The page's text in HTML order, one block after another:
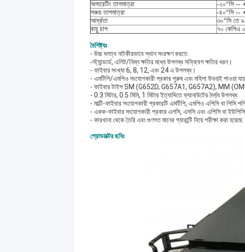
অপারেটিং তাপমাত্রা
-২০°সি --
সঞ্চয় তাপমাত্রা
-৪০°সি --
আর্দ্রতা
৩০°সি তে
বায়ু চাপ
৭০ কেপিএ
বৈশিষ্ট্যঃ
- উচ্চ ঘনত্ব নাটকীয়ভাবে স্থান সংরক্ষণ করতে.
-স্ট্যান্ডার্ড, এলিট/নিম্ন ক্ষতির মধ্যে উপলব্ধ সন্নিবেশ ক্ষতির ধরন।
- ফাইবার সংখ্যা 6, 8, 12, এবং 24 এ উপলব্ধ।
- এমটিপি/এমপিও সংযোগকারী প্রকার পুরুষ এবং মহিলা উভয়ই পাওয়া
- ফাইবার টাইপ SM (G652D, G657A1, G657A2), MM
- 0.3 মিটার, 0.5 মিমি, 1 মিটার ইত্যাদিতে ফ্যানাউটের দৈর্ঘ্য উপলব্ধ
- মাল্টি-ফাইবার সংযোগকারী প্রকারটি এমটিপি, এমপিও এপিসি বা পিসি
- একক-ফাইবার সংযোগকারী প্রকার এলসি, এসসি এবং এপিসি বা
- কারখানা থেকে তৈরি এবং গুণগত মানের গ্যারান্টি দিয়ে পরীক্ষা করা
প্রোডাক্টের ছবিঃ